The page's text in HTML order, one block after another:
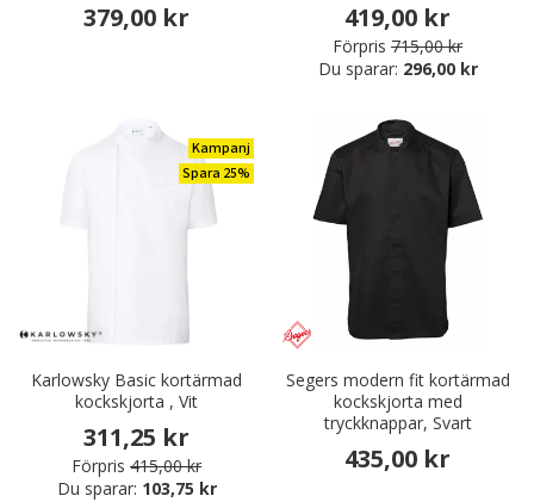
379,00 kr 419,00 kr
Förpris 715,00 kr
Du sparar: 296,00 kr
Kampanj
Spara 25%
Karlowsky Basic kortärmad
kockskjorta , Vit
311,25 kr
Förpris 415,00 kr
Du sparar: 103,75 kr
Segers modern fit kortärmad
kockskjorta med
tryckknappar, Svart
435,00 kr